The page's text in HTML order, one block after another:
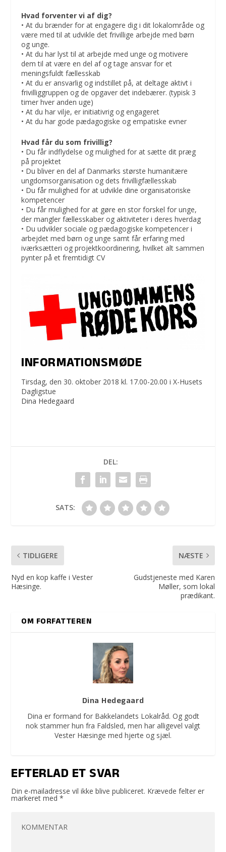
Hvad forventer vi af dig?
• At du brænder for at engagere dig i dit lokalområde og
være med til at udvikle det frivillige arbejde med børn
og unge.
• At du har lyst til at arbejde med unge og motivere
dem til at være en del af og tage ansvar for et
meningsfuldt fællesskab
• At du er ansvarlig og indstillet på, at deltage aktivt i
frivilliggruppen og de opgaver det indebærer. (typisk 3
timer hver anden uge)
• At du har vilje, er initiativrig og engageret
• At du har gode pædagogiske og empatiske evner
Hvad får du som frivillig?
• Du får indflydelse og mulighed for at sætte dit præg
på projektet
• Du bliver en del af Danmarks største humanitære
ungdomsorganisation og dets frivilligfællesskab
• Du får mulighed for at udvikle dine organisatoriske
kompetencer
• Du får mulighed for at gøre en stor forskel for unge,
der mangler fællesskaber og aktiviteter i deres hverdag
• Du udvikler sociale og pædagogiske kompetencer i
arbejdet med børn og unge samt får erfaring med
iværksætteri og projektkoordinering, hvilket alt sammen
pynter på et fremtidigt CV
INFORMATIONSMØDE
Tirsdag, den 30. oktober 2018 kl. 17.00-20.00 i X-Husets
Dagligstue
Dina Hedegaard
DEL:
SATS:
TIDLIGERE
Nyd en kop kaffe i Vester
Hæsinge.
NÆSTE
Gudstjeneste med Karen
Møller, som lokal
prædikant.
OM FORFATTEREN
Dina Hedegaard
Dina er formand for Bakkelandets Lokalråd. Og godt
nok stammer hun fra Faldsled, men har alligevel valgt
Vester Hæsinge med hjerte og sjæl.
EFTERLAD ET SVAR
Din e-mailadresse vil ikke blive publiceret. Krævede felter er
markeret med*